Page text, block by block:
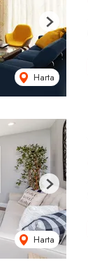
Harta
Next
Harta
Next